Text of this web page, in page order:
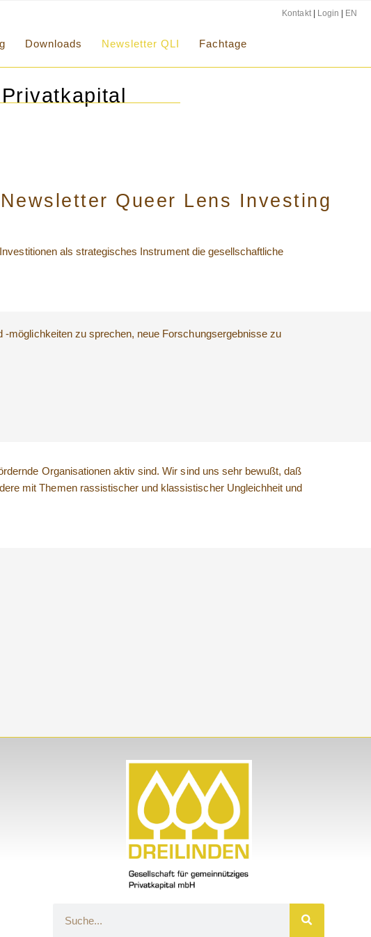
Kontakt| Login EN
Downloads Newsletter QLI Fachtage
Newsletter Queer Lens Investing
als strategisches Instrument die gesellschaftliche
möglichkeiten zu sprechen, neue Forschungsergebnisse zu
Organisationen aktiv sind. Wir sind uns sehr bewußt, daß
mit Themen rassistischer und klassistischer Ungleichheit und